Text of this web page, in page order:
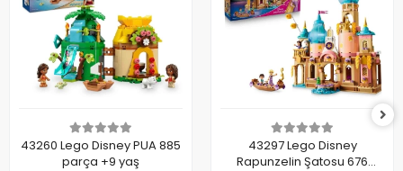
Sepete Ekle
43260 Lego Disney PUA 885
parça +9 yaş
Sepete Ekle
43297 Lego Disney
Rapunzelin Şatosu 676